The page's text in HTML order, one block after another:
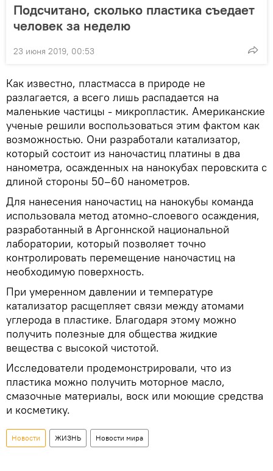
Подсчитано, сколько пластика съедает
человек за неделю
23 июня 2019, 00:53
Как известно, пластмасса в природе не
разлагается, а всего лишь распадается на
маленькие частицы - микропластик. Американские
ученые решили воспользоваться этим фактом как
возможностью. Они разработали катализатор,
который состоит из наночастиц платины в два
нанометра, осажденных на нанокубах перовскита с
длиной стороны 50–60 нанометров.
Для нанесения наночастиц на нанокубы команда
использовала метод атомно-слоевого осаждения,
разработанный в Аргоннской национальной
лаборатории, который позволяет точно
контролировать перемещение наночастиц на
необходимую поверхность.
При умеренном давлении и температуре
катализатор расщепляет связи между атомами
углерода в пластике. Благодаря этому можно
получить полезные для общества жидкие
вещества с высокой чистотой.
Исследователи продемонстрировали, что из
пластика можно получить моторное масло,
смазочные материалы, воск или моющие средства
и косметику.
Новости ЖИЗНЬ Новости мира